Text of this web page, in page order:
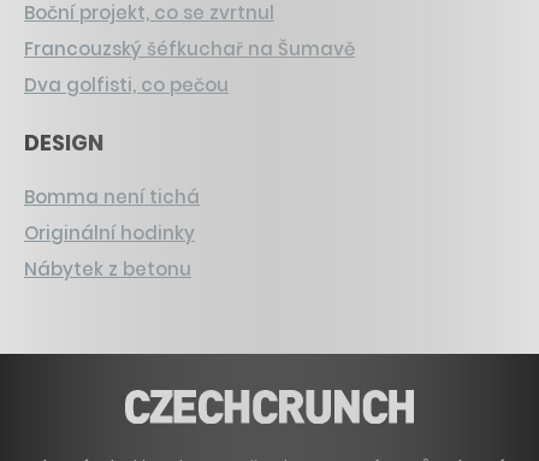
Boční projekt, co se zvrtnul
Francouzský šéfkuchař na Šumavě
Dva golfisti, co pečou
DESIGN
Bomma není tichá
Originální hodinky
Nábytek z betonu